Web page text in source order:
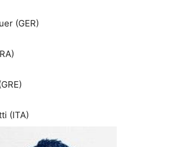
(GER)
(ITA)